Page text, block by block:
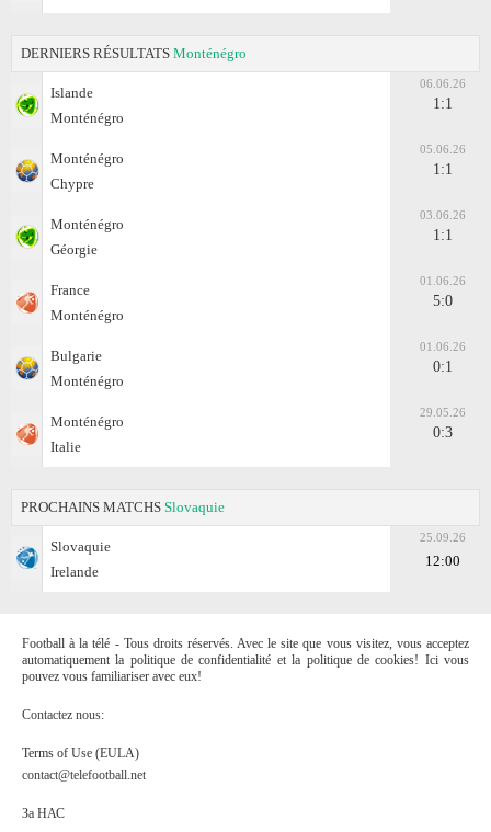
DERNIERS RÉSULTATS Monténégro
Islande
Monténégro
06.06.26
1:1
Monténégro
Chypre
05.06.26
1:1
Monténégro
Géorgie
03.06.26
1:1
France
Monténégro
01.06.26
5:0
Bulgarie
Monténégro
01.06.26
0:1
Monténégro
Italie
29.05.26
0:3
PROCHAINS MATCHS Slovaquie
Slovaquie
Irelande
25.09.26
12:00
Football à la télé - Tous droits réservés. Avec le site que vous visitez, vous acceptez
automatiquement la politique de confidentialité et la politique de cookies! Ici vous
pouvez vous familiariser avec eux!
Contactez nous:
Terms of Use (EULA)
contact@telefootball.net
За НАС